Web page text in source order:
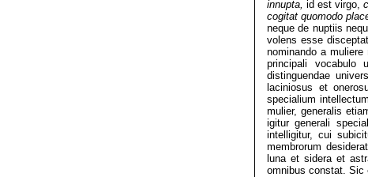
innupta,id est virgo,
cogitat quomodo
neque de nuptiis
volens esse
nominando a
principali
distinguendae
laciniosus et
specialium
mulier, generalis
igitur generali
intelligitur, cui
membrorum
luna et sidera et
omnibus constat. Sic